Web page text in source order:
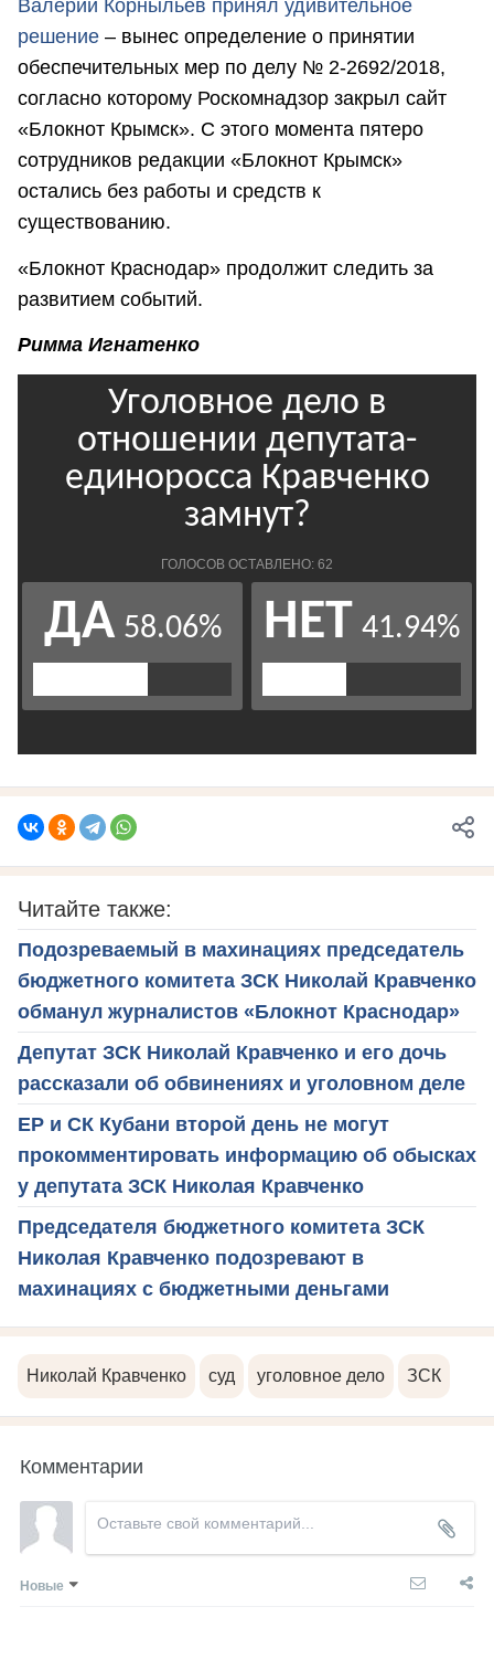
Валерий Корныльев принял удивительное
решение – вынес определение о принятии
обеспечительных мер по делу № 2-2692/2018,
согласно которому Роскомнадзор закрыл сайт
«Блокнот Крымск». С этого момента пятеро
сотрудников редакции «Блокнот Крымск»
остались без работы и средств к
существованию.
«Блокнот Краснодар» продолжит следить за
развитием событий.
Римма Игнатенко
Читайте также:
Подозреваемый в махинациях председатель
бюджетного комитета ЗСК Николай Кравченко
обманул журналистов «Блокнот Краснодар»
Депутат ЗСК Николай Кравченко и его дочь
рассказали об обвинениях и уголовном деле
ЕР и СК Кубани второй день не могут
прокомментировать информацию об обысках
у депутата ЗСК Николая Кравченко
Председателя бюджетного комитета ЗСК
Николая Кравченко подозревают в
махинациях с бюджетными деньгами
Николай Кравченко суд уголовное дело ЗСК
Комментарии
Новые